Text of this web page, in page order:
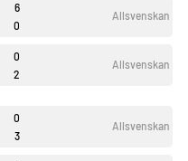
6
0
Allsvenskan
0
2
Allsvenskan
0
3
Allsvenskan